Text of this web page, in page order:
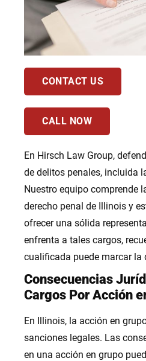
CONTACT US
CALL NOW
En Hirsch Law Group,
de delitos penales, incluida
Nuestro equipo comprende
derecho penal de Illinois y
ofrecer una sólida
enfrenta a tales cargos,
cualificada puede marcar la
Consecuencias
Cargos Por Acción
En Illinois, la acción en
sanciones legales. Las
en una acción en grupo